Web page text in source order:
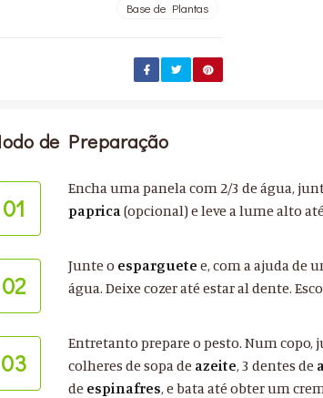
Base de Plantas
de Preparação
01
Encha uma panela com 2/3 de água,
paprica (opcional) e leve a lume alto
02
Junte o esparguete e, com a ajuda de
água. Deixe cozer até estar al dente.
03
Entretanto prepare o pesto. Num
colheres de sopa de azeite, 3 dentes de
de espinafres, e bata até obter um